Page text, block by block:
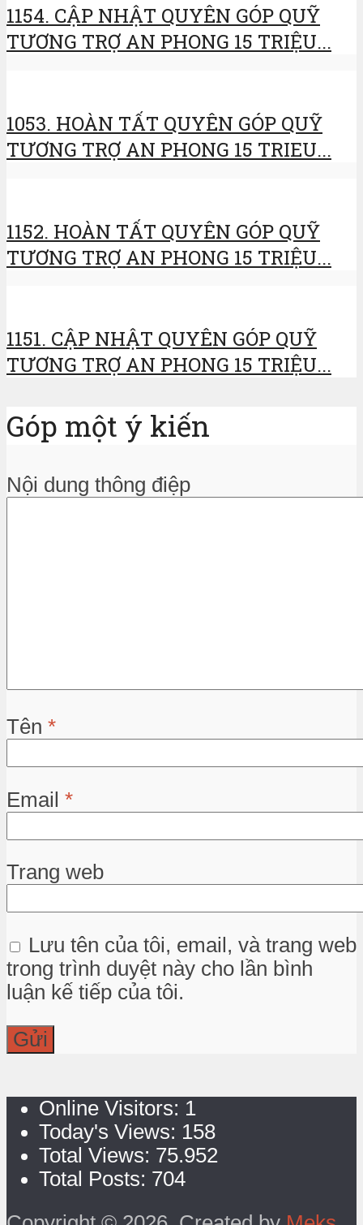
1154. CẬP NHẬT QUYÊN GÓP QUỸ
TƯƠNG TRỢ AN PHONG 15 TRIỆU...
1053. HOÀN TẤT QUYÊN GÓP QUỸ
TƯƠNG TRỢ AN PHONG 15 TRIEU...
1152. HOÀN TẤT QUYÊN GÓP QUỸ
TƯƠNG TRỢ AN PHONG 15 TRIỆU...
1151. CẬP NHẬT QUYÊN GÓP QUỸ
TƯƠNG TRỢ AN PHONG 15 TRIỆU...
Góp một ý kiến
Nội dung thông điệp
Tên *
Email *
Trang web
Lưu tên của tôi, email, và trang web
trong trình duyệt này cho lần bình
luận kế tiếp của tôi.
Online Visitors: 1
Today's Views: 158
Total Views: 75.952
Total Posts: 704